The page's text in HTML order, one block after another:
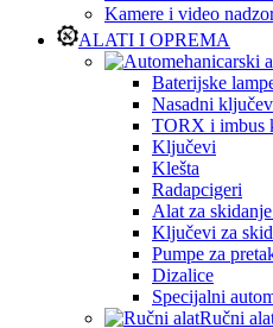
Kamere i video
ALATI I OPREMA
Baterijske
Nasadni
TORX i imbus
Ključevi
Klešta
Radapcigeri
Alat za
Ključevi za
Pumpe za
Dizalice
Specijalni
Ručni